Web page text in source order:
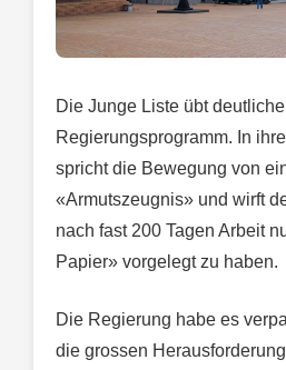
Die Junge Liste übt
Regierungsprogramm. In
spricht die Bewegung von
«Armutszeugnis» und wirft
nach fast 200 Tagen Arbeit
Papier» vorgelegt zu haben.
Die Regierung habe es
die grossen